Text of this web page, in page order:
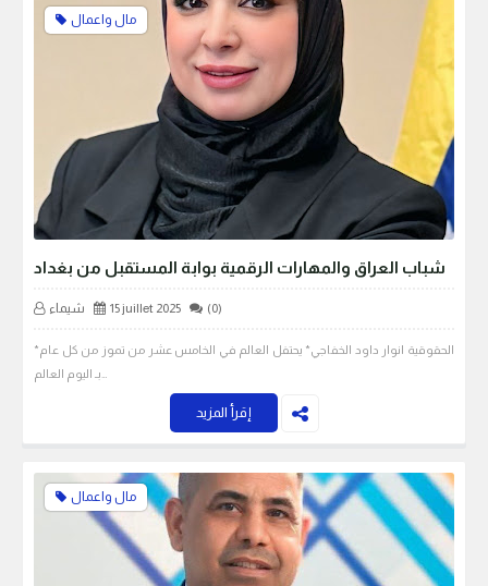
مال واعمال
شباب العراق والمهارات الرقمية بوابة المستقبل من بغداد
شيماء 15 juillet 2025 (0)
*الحقوقية انوار داود الخفاجي* يحتفل العالم في الخامس عشر من تموز من كل عام
إقرأ المزيد
مال واعمال